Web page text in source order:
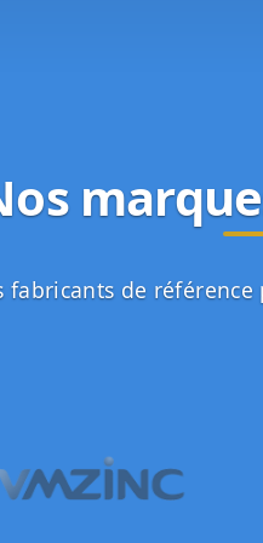
fabricants de